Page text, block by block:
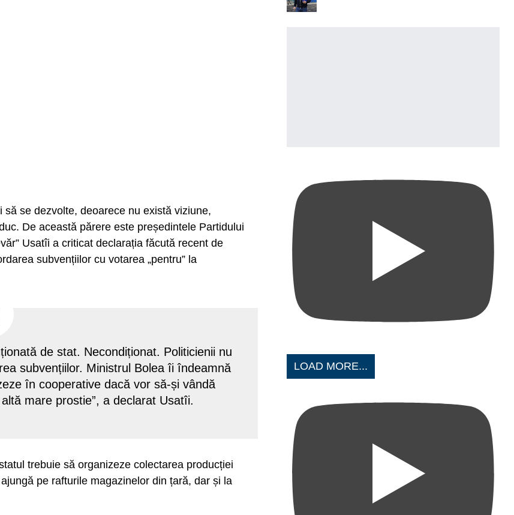
se dezvolte, deoarece nu există viziune,
De această părere este președintele Partidului
Usatîi a criticat declarația făcută recent de
subvențiilor cu votarea „pentru” la
de stat. Necondiționat. Politicienii nu
subvențiilor. Ministrul Bolea îi îndeamnă
în cooperative dacă vor să-și vândă
mare prostie”, a declarat Usatîi.
trebuie să organizeze colectarea producției
pe rafturile magazinelor din țară, dar și la
LOAD MORE...